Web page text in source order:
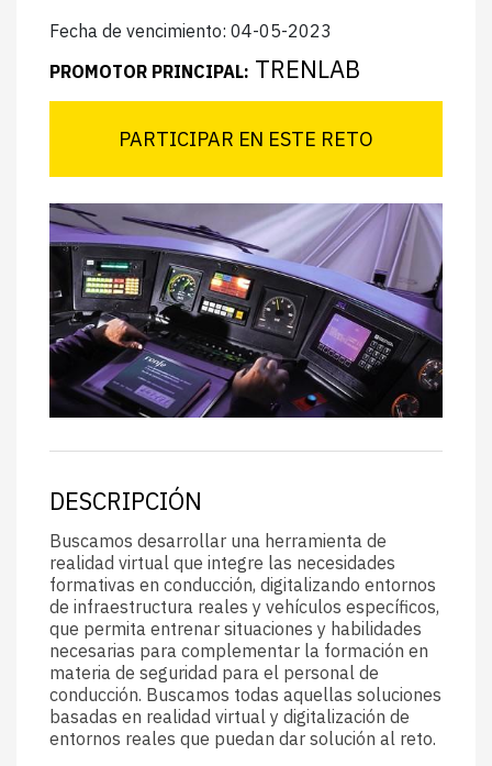
Fecha de vencimiento: 04-05-2023
PROMOTOR PRINCIPAL: TRENLAB
PARTICIPAR EN ESTE RETO
DESCRIPCIÓN
Buscamos desarrollar una herramienta de
realidad virtual que integre las necesidades
formativas en conducción, digitalizando entornos
de infraestructura reales y vehículos específicos,
que permita entrenar situaciones y habilidades
necesarias para complementar la formación en
materia de seguridad para el personal de
conducción. Buscamos todas aquellas soluciones
basadas en realidad virtual y digitalización de
entornos reales que puedan dar solución al reto.